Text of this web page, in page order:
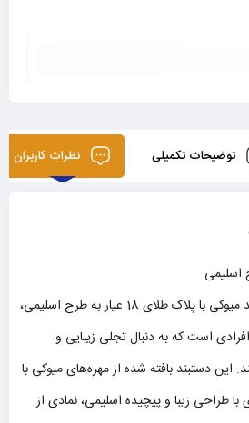
توضیحات تکمیلی نظرات کاربران
اسلیمی
از گالری طلای زرخانه، دستبند میوکی با پلاک طلای 18 عیار به طرح اسلیمی،
است که به دنبال تجلی زیبایی و
دستبند بافته شده از مهره‌های میوکی با
با طراحی زیبا و پیچیده اسلیمی، نمادی از